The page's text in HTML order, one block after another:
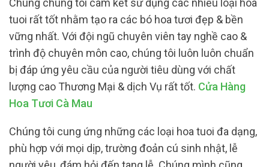
tuoi rất tốt nhằm tạo ra các bó hoa tươi đẹp & bền
vững nhất. Với đội ngũ chuyên viên tay nghề cao &
trình độ chuyên môn cao, chúng tôi luôn luôn chuẩn
bị đáp ứng yêu cầu của người tiêu dùng với chất
lượng cao Thương Mại & dịch Vụ rất tốt. Cửa Hàng
Hoa Tươi Cà Mau
Chúng tôi cung ứng những các loại hoa tuoi đa dạng,
phù hợp với mọi dịp, trường đoản cú sinh nhật, lễ